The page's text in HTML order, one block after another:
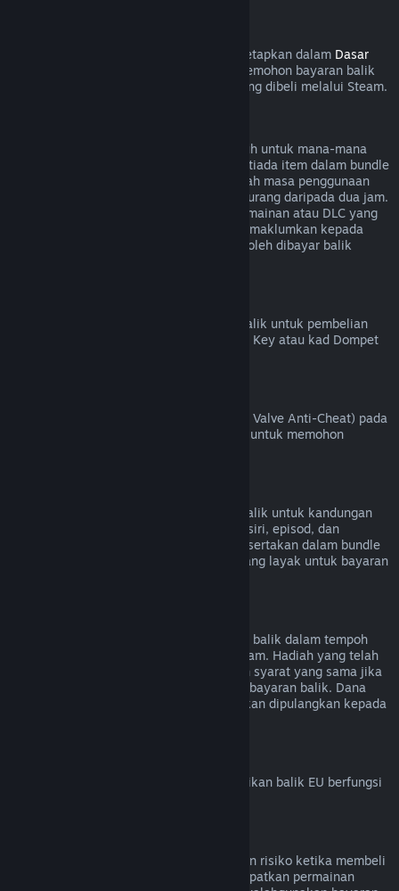
Dalam tempoh masa dan proses yang ditetapkan dalam Dasar
, anda boleh memohon bayaran balik
untuk perkakasan dan aksesori Steam yang dibeli melalui Steam.
Anda boleh menerima bayaran balik penuh untuk mana-mana
bundle yang dibeli di Steam Store, selagi tiada item dalam bundle
tersebut telah dipindahkan, dan jika jumlah masa penggunaan
untuk semua item dalam bundle adalah kurang daripada dua jam.
Jika bundle mengandungi item dalam permainan atau DLC yang
tidak boleh dibayar balik, Steam akan memaklumkan kepada
anda sama ada seluruh bundle tersebut boleh dibayar balik
Valve tidak dapat memberikan bayaran balik untuk pembelian
yang dibuat di luar Steam (contohnya, CD Key atau kad Dompet
Jika anda telah dilarang oleh VAC (sistem Valve Anti-Cheat) pada
sesuatu permainan, anda kehilangan hak untuk memohon
Kami tidak dapat menawarkan bayaran balik untuk kandungan
video di Steam (cth. filem, video pendek, siri, episod, dan
tutorial), melainkan jika video tersebut disertakan dalam bundle
bersama kandungan lain (bukan video) yang layak untuk bayaran
Hadiah yang belum ditebus boleh dibayar balik dalam tempoh
bayaran balik standard iaitu 14 hari/dua jam. Hadiah yang telah
ditebus juga boleh dibayar balik di bawah syarat yang sama jika
penerima hadiah memulakan permintaan bayaran balik. Dana
yang digunakan untuk membeli hadiah akan dipulangkan kepada
Untuk penjelasan tentang cara hak penarikan balik EU berfungsi
Bayaran balik direka untuk menghapuskan risiko ketika membeli
tajuk di Steam – bukan cara untuk mendapatkan permainan